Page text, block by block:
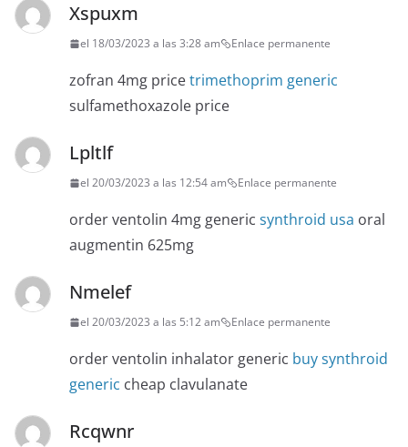
Xspuxm
el 18/03/2023 a las 3:28 am Enlace permanente
zofran 4mg pricetrimethoprim generic
sulfamethoxazole price
Lpltlf
el 20/03/2023 a las 12:54 am Enlace permanente
order ventolin 4mg generic synthroid usa oral
augmentin 625mg
Nmelef
el 20/03/2023 a las 5:12 am Enlace permanente
order ventolin inhalator generic buy synthroid
generic cheap clavulanate
Rcqwnr